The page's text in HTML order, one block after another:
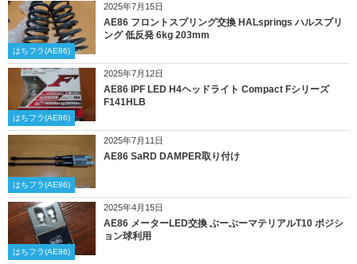
2025年7月15日
はちフラ(AE86)
AE86 フロントスプリング交換 HALsprings ハルスプリ
ング 低反発 6kg 203mm
2025年7月12日
はちフラ(AE86)
AE86 IPF LED H4ヘッドライト Compact Fシリーズ
F141HLB
2025年7月11日
はちフラ(AE86)
AE86 SaRD DAMPER取り付け
2025年4月15日
はちフラ(AE86)
AE86 メーターLED交換 ぶーぶーマテリアルT10 ポジシ
ョン球利用